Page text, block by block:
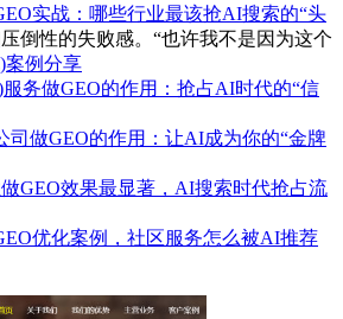
倒性的失败感。“也许我不是因为这个
实战：哪些行业最该抢AI搜索的“头
案例分享
务做GEO的作用：抢占AI时代的“信
司做GEO的作用：让AI成为你的“金牌
GEO效果最显著，AI搜索时代抢占流
优化案例，社区服务怎么被AI推荐